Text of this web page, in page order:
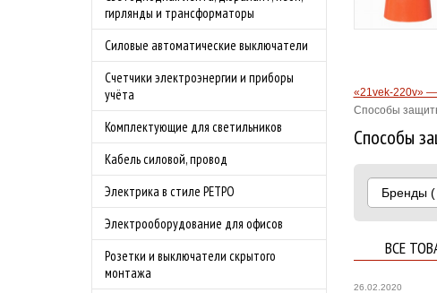
гирлянды и трансформаторы
Силовые автоматические выключатели
Счетчики электроэнергии и приборы
учёта
Комплектующие для светильников
Кабель силовой, провод
Электрика в стиле РЕТРО
Электрооборудование для офисов
Розетки и выключатели скрытого
монтажа
по Москве в
преддверии сезона
шашлыков.
Подробности акции
«21vek-220v» —
Способы
Способы
Бренды(
ВСЕ
26.02.2020